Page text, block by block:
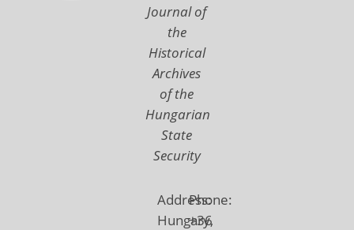
Journal of
the
Historical
Archives
of the
Hungarian
State
Security
Address:
Hungary,
Phone:
+36